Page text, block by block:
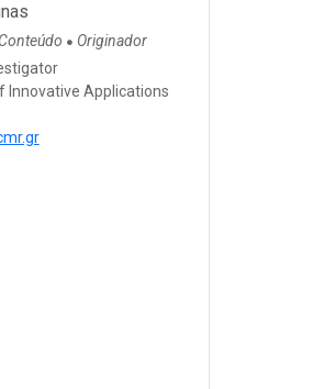
● Originador
Innovative Applications